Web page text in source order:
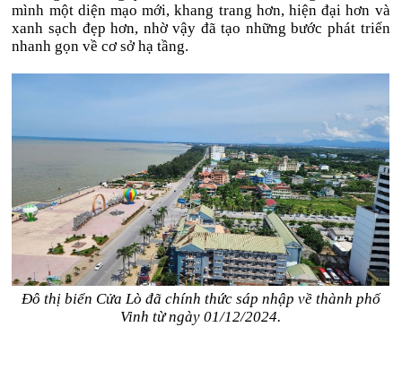
mình một diện mạo mới, khang trang hơn, hiện đại hơn và
xanh sạch đẹp hơn, nhờ vậy đã tạo những bước phát triển
nhanh gọn về cơ sở hạ tầng.
Đô thị biển Cửa Lò đã chính thức sáp nhập về thành phố
Vinh từ ngày 01/12/2024.